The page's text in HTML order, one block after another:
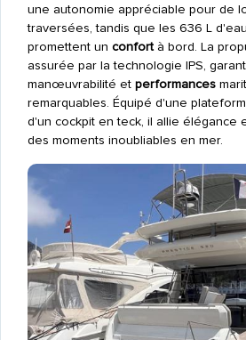
une autonomie appréciable pour de
traversées, tandis que les 636 L
promettent un confortà bord. La
assurée par la technologie IPS,
manœuvrabilité et performances
remarquables. Équipé d'une
d'un cockpit en teck, il allie élégance
des moments inoubliables en mer.